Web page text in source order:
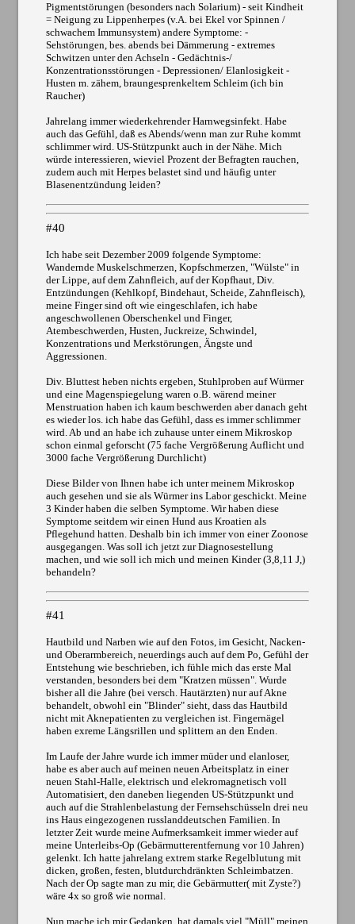
Pigmentstörungen (besonders nach Solarium) - seit Kindheit
= Neigung zu Lippenherpes (v.A. bei Ekel vor Spinnen /
schwachem Immunsystem) andere Symptome: -
Sehstörungen, bes. abends bei Dämmerung - extremes
Schwitzen unter den Achseln - Gedächtnis-/
Konzentrationsstörungen - Depressionen/ Elanlosigkeit -
Husten m. zähem, braungesprenkeltem Schleim (ich bin
Raucher)
Jahrelang immer wiederkehrender Harnwegsinfekt. Habe
auch das Gefühl, daß es Abends/wenn man zur Ruhe kommt
schlimmer wird. US-Stützpunkt auch in der Nähe. Mich
würde interessieren, wieviel Prozent der Befragten rauchen,
zudem auch mit Herpes belastet sind und häufig unter
Blasenentzündung leiden?
#40
Ich habe seit Dezember 2009 folgende Symptome:
Wandernde Muskelschmerzen, Kopfschmerzen, "Wülste" in
der Lippe, auf dem Zahnfleich, auf der Kopfhaut, Div.
Entzündungen (Kehlkopf, Bindehaut, Scheide, Zahnfleisch),
meine Finger sind oft wie eingeschlafen, ich habe
angeschwollenen Oberschenkel und Finger,
Atembeschwerden, Husten, Juckreize, Schwindel,
Konzentrations und Merkstörungen, Ängste und
Aggressionen.
Div. Bluttest heben nichts ergeben, Stuhlproben auf Würmer
und eine Magenspiegelung waren o.B. wärend meiner
Menstruation haben ich kaum beschwerden aber danach geht
es wieder los. ich habe das Gefühl, dass es immer schlimmer
wird. Ab und an habe ich zuhause unter einem Mikroskop
schon einmal geforscht (75 fache Vergrößerung Auflicht und
3000 fache Vergrößerung Durchlicht)
Diese Bilder von Ihnen habe ich unter meinem Mikroskop
auch gesehen und sie als Würmer ins Labor geschickt. Meine
3 Kinder haben die selben Symptome. Wir haben diese
Symptome seitdem wir einen Hund aus Kroatien als
Pflegehund hatten. Deshalb bin ich immer von einer Zoonose
ausgegangen. Was soll ich jetzt zur Diagnosestellung
machen, und wie soll ich mich und meinen Kinder (3,8,11 J,)
behandeln?
#41
Hautbild und Narben wie auf den Fotos, im Gesicht, Nacken-
und Oberarmbereich, neuerdings auch auf dem Po, Gefühl der
Entstehung wie beschrieben, ich fühle mich das erste Mal
verstanden, besonders bei dem "Kratzen müssen". Wurde
bisher all die Jahre (bei versch. Hautärzten) nur auf Akne
behandelt, obwohl ein "Blinder" sieht, dass das Hautbild
nicht mit Aknepatienten zu vergleichen ist. Fingernägel
haben exreme Längsrillen und splittern an den Enden.
Im Laufe der Jahre wurde ich immer müder und elanloser,
habe es aber auch auf meinen neuen Arbeitsplatz in einer
neuen Stahl-Halle, elektrisch und elekromagnetisch voll
Automatisiert, den daneben liegenden US-Stützpunkt und
auch auf die Strahlenbelastung der Fernsehschüsseln drei neu
ins Haus eingezogenen russlanddeutschen Familien. In
letzter Zeit wurde meine Aufmerksamkeit immer wieder auf
meine Unterleibs-Op (Gebärmutterentfernung vor 10 Jahren)
gelenkt. Ich hatte jahrelang extrem starke Regelblutung mit
dicken, großen, festen, blutdurchdränkten Schleimbatzen.
Nach der Op sagte man zu mir, die Gebärmutter( mit Zyste?)
wäre 4x so groß wie normal.
Nun mache ich mir Gedanken, hat damals viel "Müll" meinen